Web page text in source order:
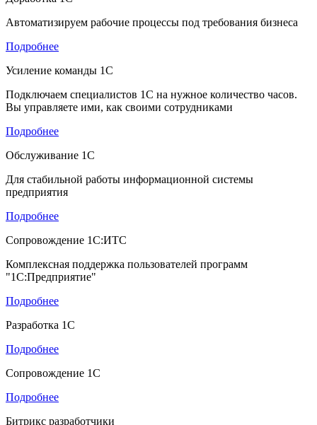
Автоматизируем рабочие процессы под требования бизнеса
Подробнее
Усиление команды 1С
Подключаем специалистов 1С на нужное количество часов.
Вы управляете ими, как своими сотрудниками
Подробнее
Обслуживание 1С
Для стабильной работы информационной системы
предприятия
Подробнее
Сопровождение 1С:ИТС
Комплексная поддержка пользователей программ
"1С:Предприятие"
Подробнее
Разработка 1С
Подробнее
Сопровождение 1С
Подробнее
Битрикс разработчики